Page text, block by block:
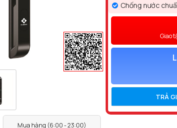
Mua hàng (6:00 - 23:00)
Chống nước
Giao
TRẢ